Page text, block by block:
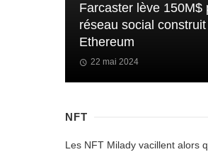
Farcaster lève 150M$
réseau social
Ethereum
22 mai 2024
NFT
Les NFT Milady vacillent alors